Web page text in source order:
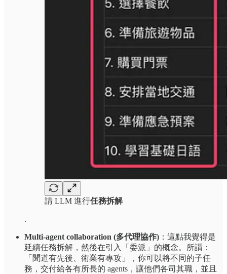
請 LLM 進行任務拆解
.
Multi-agent collaboration (多代理協作) ：這點我覺得是
延續任務拆解，然後在引入「委派」的概念。所謂：
「聞道有先後、術業有專攻」，你可以將不同的子任
務，交付給各有所長的 agents，讓他們各司其職，並且